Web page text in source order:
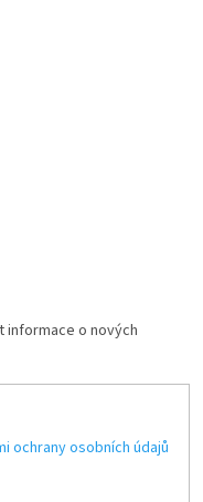
informace o nových
ochrany osobních údajů